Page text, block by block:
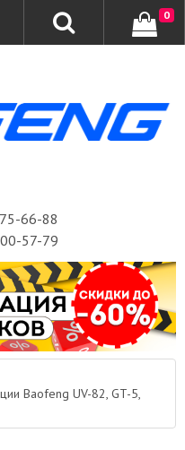
66-88
57-79
0
Baofeng UV-82, GT-5,